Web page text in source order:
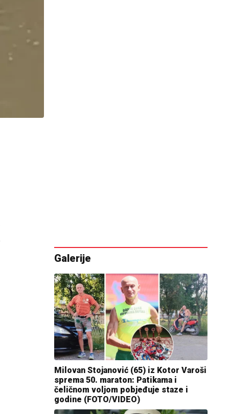
Galerije
Milovan Stojanović (65) iz Kotor Varoši
sprema 50. maraton: Patikama i
čeličnom voljom pobjeđuje staze i
godine (FOTO/VIDEO)